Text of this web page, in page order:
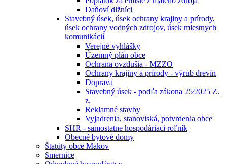
Daňoví dlžníci
Stavebný úsek, úsek ochrany krajiny a prírody,
úsek ochrany vodných zdrojov, úsek miestnych
komunikácií
Verejné vyhlášky
Územný plán obce
Ochrana ovzdušia - MZZO
Ochrany krajiny a prírody - výrub drevín
Doprava
Stavebný úsek - podľa zákona 25⁄2025 Z.
z.
Reklamné stavby
Vyjadrenia, stanoviská, potvrdenia obce
SHR - samostatne hospodáriaci roľník
Obecné bytové domy
Štatúty obce Makov
Smernice